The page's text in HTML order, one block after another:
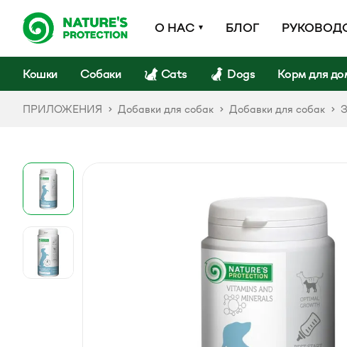
О НАС БЛОГ
Кошки Собаки Cats Dogs Корм для
ПРИЛОЖЕНИЯ Добавки для собак Добавки для собак